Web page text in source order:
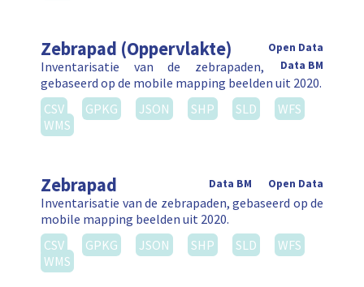
Zebrapad (Oppervlakte)
Open Data
Data BM
Inventarisatie van de zebrapaden,
gebaseerd op de mobile mapping beelden uit 2020.
CSV
GPKG JSON SHP SLD
WFS
WMS
Zebrapad Open Data
Data BM
Inventarisatie van de zebrapaden, gebaseerd op de
mobile mapping beelden uit 2020.
CSV
GPKG JSON SHP SLD
WFS
WMS